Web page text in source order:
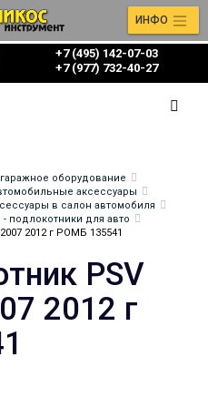
+7 (495) 142-07-03
‎‎+7 (977) 732-40-27
ИНФО
оборудование
аксессуары
в салон автомобиля
подлокотники для авто
2012 г РОМБ 135541
PSV
2012 г